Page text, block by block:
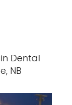
Dental
NB